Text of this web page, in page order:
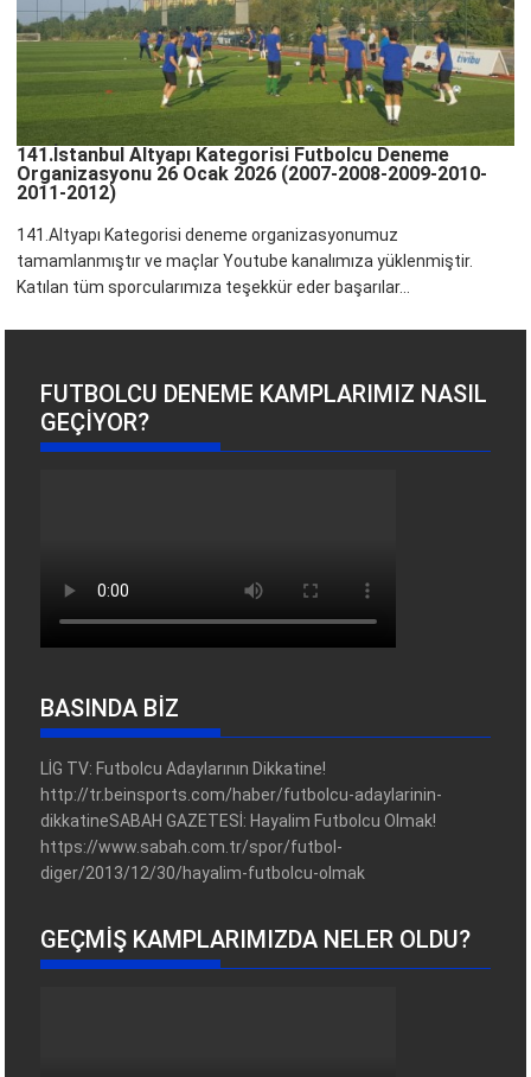
141.İstanbul Altyapı Kategorisi Futbolcu Deneme
Organizasyonu 26 Ocak 2026 (2007-2008-2009-2010-
2011-2012)
141.Altyapı Kategorisi deneme organizasyonumuz
tamamlanmıştır ve maçlar Youtube kanalımıza yüklenmiştir.
Katılan tüm sporcularımıza teşekkür eder başarılar...
FUTBOLCU DENEME KAMPLARIMIZ NASIL
GEÇIYOR?
BASINDA BİZ
LİG TV: Futbolcu Adaylarının Dikkatine!
http://tr.beinsports.com/haber/futbolcu-adaylarinin-
dikkatineSABAH GAZETESİ: Hayalim Futbolcu Olmak!
https://www.sabah.com.tr/spor/futbol-
diger/2013/12/30/hayalim-futbolcu-olmak
GEÇMIŞ KAMPLARIMIZDA NELER OLDU?